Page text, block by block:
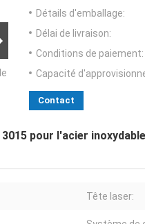
Détails d'emballage:
Délai de livraison:
Conditions de paiement:
Capacité
Contact
pour l'acier
Tête laser: